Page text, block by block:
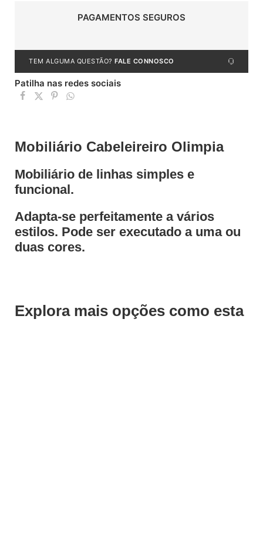
PAGAMENTOS SEGUROS
TEM ALGUMA QUESTÃO? FALE CONNOSCO
Patilha nas redes sociais
Mobiliário Cabeleireiro Olimpia
Mobiliário de linhas simples e
funcional.
Adapta-se perfeitamente a vários
estilos. Pode ser executado a uma ou
duas cores.
Explora mais opções como esta